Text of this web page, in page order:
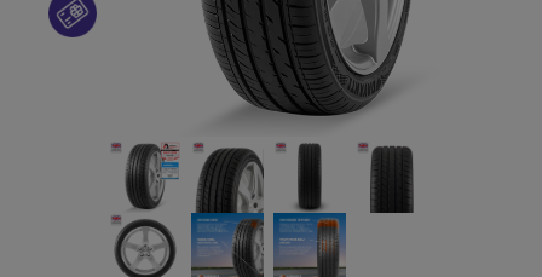
Кокшетау
Кызылорда
Павлодар